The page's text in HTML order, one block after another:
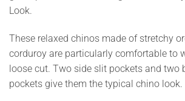
Look.
These relaxed chinos made of stretchy
corduroy are particularly comfortable to
loose cut. Two side slit pockets and two
pockets give them the typical chino look.